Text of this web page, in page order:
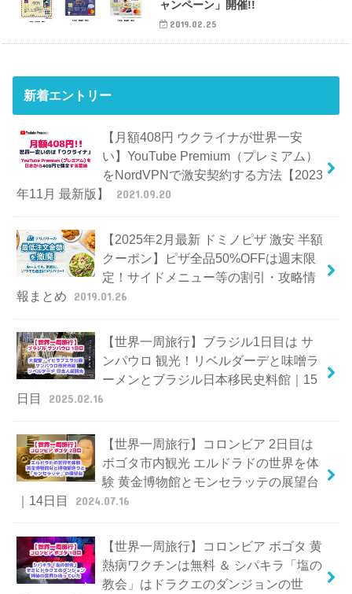
ャンペーン」開催!!
2019.02.25
新着エントリー
【月額408円 ウクライナが世界一安
い】YouTube Premium（プレミアム）
をNordVPNで激安契約する方法【2023
年11月 最新版】
2021.09.20
【2025年2月最新 ドミノピザ 激安 半額
クーポン】ピザ全品50%OFFは週末限
定！サイドメニュー等の割引・攻略情
報まとめ
2019.01.26
【世界一周旅行】ブラジル1日目は サ
ンパウロ 観光！リベルダーデと味噌ラ
ーメンとブラジル日本移民史料館｜15
日目
2025.02.16
【世界一周旅行】コロンビア 2日目は
ボゴタ市内観光 エルドラドの世界を体
験 黄金博物館とモンセラッテの展望台
｜14日目
2024.07.16
【世界一周旅行】コロンビア ボゴタ 黄
熱病ワクチンは無料 ＆ シパキラ「塩の
教会」はドラクエのダンジョンの世